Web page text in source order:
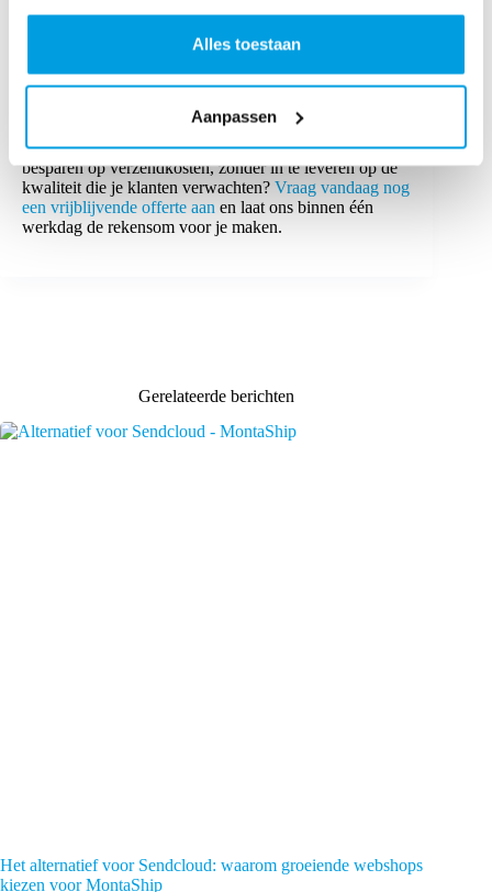
Alles toestaan
Aanpassen
aankomt. Het is een strategische keuze voor software
houden, en een partner die met je meedenkt als het
morgen ineens stormloopt. In de praktijk zien duizenden
webshops dat MontaShip direct bespaart: tot wel33%
korting op standaardtarieven.
Wil jij ontdekken hoeveel jouw webshop concreet kan
besparen op verzendkosten, zonder in te leveren op de
kwaliteit die je klanten verwachten? Vraag vandaag nog
een vrijblijvende offerte aan en laat ons binnen één
werkdag de rekensom voor je maken.
Gerelateerde berichten
Het alternatief voor Sendcloud: waarom groeiende webshops
kiezen voor MontaShip